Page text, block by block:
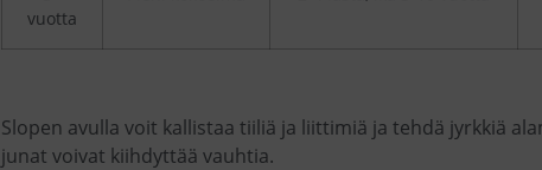
vuotta
Slopen avulla voit kallistaa tiiliä ja liittimiä ja tehdä jyrkkiä
junat voivat kiihdyttää vauhtia.